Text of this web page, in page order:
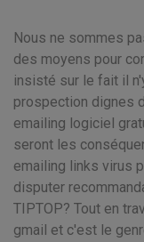
Nous ne sommes
des moyens pour
insisté sur le fait il
prospection dignes
emailing logiciel
seront les
emailing links virus
disputer
TIPTOP? Tout en
gmail et c'est le